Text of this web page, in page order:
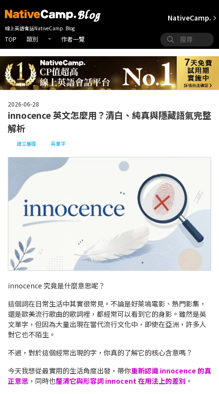
線上英語會話NativeCamp. Blog
TOP 類別 作者一覽
NativeCamp.
2026-06-28
innocence 英文怎麼用？清白、純真與隱藏語氣完整
解析
建立基礎 英單字
innocence 究竟是什麼意思呢？
這個詞在日常生活中其實很常見。不論是好萊塢電影、熱門影集，
還是歐美流行歌曲的歌詞裡，都經常可以看到它的身影。雖然是英
文單字，但因為大量出現在當代流行文化中，即使在亞洲，許多人
對它也不陌生。
不過，對於這個經常出現的字，你真的了解它的核心含意嗎？
今天我想從最實用的生活角度出發，帶你重新認識 innocence 的真
正意思 ，同時也釐清它與形容詞 innocent 在用法上的差別 。